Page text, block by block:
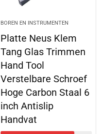
BOREN EN INSTRUMENTEN
Platte Neus Klem
Tang Glas Trimmen
Hand Tool
Verstelbare Schroef
Hoge Carbon Staal 6
inch Antislip
Handvat